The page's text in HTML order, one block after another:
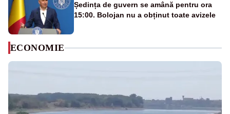
Ședința de guvern se amână pentru ora
15:00. Bolojan nu a obținut toate avizele
ECONOMIE